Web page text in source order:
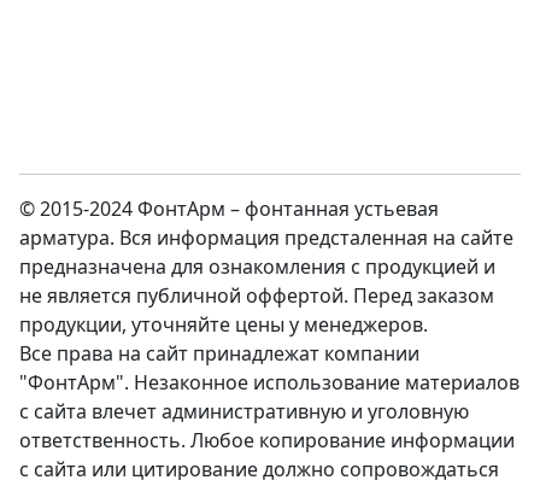
© 2015-2024 ФонтАрм – фонтанная устьевая
арматура. Вся информация предсталенная на сайте
предназначена для ознакомления с продукцией и
не является публичной оффертой. Перед заказом
продукции, уточняйте цены у менеджеров.
Все права на сайт принадлежат компании
"ФонтАрм". Незаконное использование материалов
с сайта влечет административную и уголовную
ответственность. Любое копирование информации
с сайта или цитирование должно сопровождаться